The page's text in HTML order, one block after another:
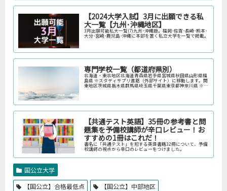
【2024大学入試】3月に出願できる私
大一覧【九州･沖縄地区】
3月出願可能私大一覧(7)九州･沖縄版。福岡･佐賀･長崎･熊本･
大分･宮崎･鹿児島･沖縄に本部を置く私立大学を一覧で掲載。
専門学校一覧（都道府県別）
北海道・東北地区北海道青森県岩手県宮城県秋田県山形県福
島県 ※スタディサプリ進路（外部サイト）に移動します。関
東地区茨城県栃木県群馬県埼玉県千葉県東京都神奈川県 ※ス
【共通テスト英語】35冊の参考書と問
題集を予備校講師が辛口レビュー！お
すすめの1冊はこれだ！
書名に「共通テスト」を冠する英語書籍32冊について、予備
校講師の視点から辛口のレビューをつけました。
国公立大学
【国公立】合格最低点
【国公立】中部地区